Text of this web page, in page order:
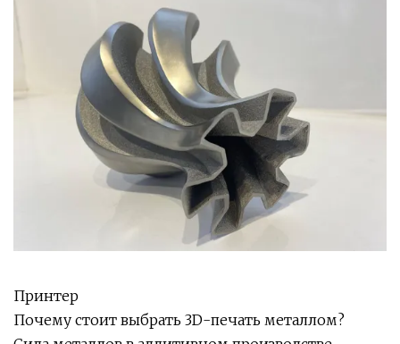
Принтер
Почему стоит выбрать 3D-печать металлом?